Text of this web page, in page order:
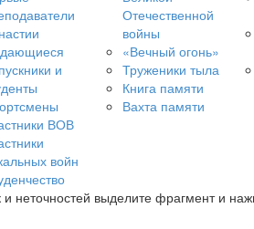
и
ВОВ
войн
Отечественной
войны
«Вечный огонь»
Труженики тыла
Книга памяти
Вахта памяти
неточностей выделите фрагмент и